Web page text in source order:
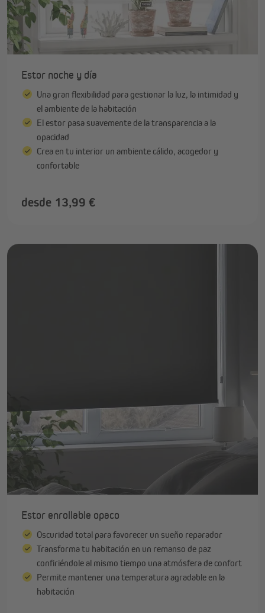
Estor noche y día
Una gran flexibilidad para gestionar la luz, la intimidad y
el ambiente de la habitación
El estor pasa suavemente de la transparencia a la
opacidad
Crea en tu interior un ambiente cálido, acogedor y
confortable
desde 13,99 €
Estor enrollable opaco
Oscuridad total para favorecer un sueño reparador
Transforma tu habitación en un remanso de paz
confiriéndole al mismo tiempo una atmósfera de confort
Permite mantener una temperatura agradable en la
habitación